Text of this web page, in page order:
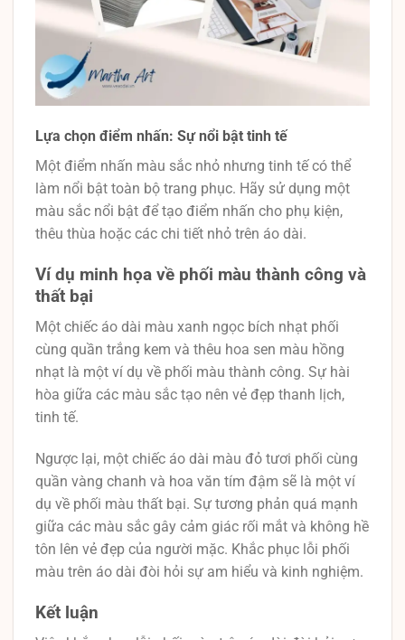
Lựa chọn điểm nhấn: Sự nổi bật tinh tế
Một điểm nhấn màu sắc nhỏ nhưng tinh tế có thể
làm nổi bật toàn bộ trang phục. Hãy sử dụng một
màu sắc nổi bật để tạo điểm nhấn cho phụ kiện,
thêu thùa hoặc các chi tiết nhỏ trên áo dài.
Ví dụ minh họa về phối màu thành công và
thất bại
Một chiếc áo dài màu xanh ngọc bích nhạt phối
cùng quần trắng kem và thêu hoa sen màu hồng
nhạt là một ví dụ về phối màu thành công. Sự hài
hòa giữa các màu sắc tạo nên vẻ đẹp thanh lịch,
tinh tế.
Ngược lại, một chiếc áo dài màu đỏ tươi phối cùng
quần vàng chanh và hoa văn tím đậm sẽ là một ví
dụ về phối màu thất bại. Sự tương phản quá mạnh
giữa các màu sắc gây cảm giác rối mắt và không hề
tôn lên vẻ đẹp của người mặc. Khắc phục lỗi phối
màu trên áo dài đòi hỏi sự am hiểu và kinh nghiệm.
Kết luận